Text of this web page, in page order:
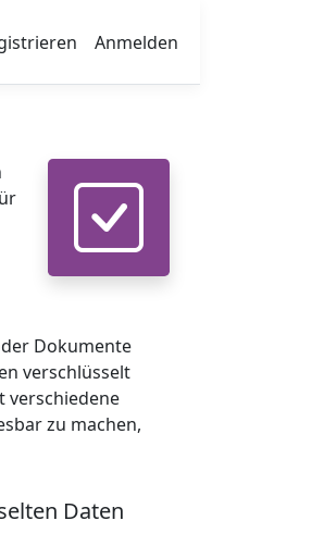
Anmelden
Dokumente
verschlüsselt
verschiedene
zu machen,
Daten